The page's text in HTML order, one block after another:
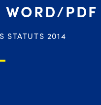
WORD/PDF
STATUTS 2014